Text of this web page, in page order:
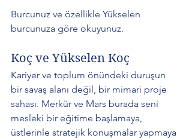
Burcunuz ve özellikle Yükselen
burcunuza göre okuyunuz.
Koç ve Yükselen Koç
Kariyer ve toplum önündeki duruşun
bir savaş alanı değil, bir mimari proje
sahası. Merkür ve Mars burada seni
mesleki bir eğitime başlamaya,
üstlerinle stratejik konuşmalar yapmaya